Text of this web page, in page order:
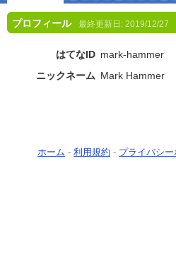
プロフィール 最終更新日: 2019/12/27
はてなID mark-hammer
ニックネーム Mark Hammer
ホーム - 利用規約 - プライバシ